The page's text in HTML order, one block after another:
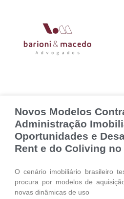
Novos Modelos
Administração
Oportunidades e
Rent e do Coliving
O cenário imobiliário brasileiro
procura por modelos de
novas dinâmicas de uso